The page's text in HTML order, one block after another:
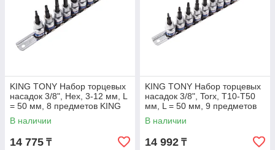
KING TONY Набор торцевых
насадок 3/8", Hex, 3-12 мм, L
= 50 мм, 8 предметов KING
TONY 3108PR8
В наличии
14 775 ₸
KING TONY Набор торцевых
насадок 3/8", Torx, Т10-Т50
мм, L = 50 мм, 9 предметов
KING TONY 3109PR8
В наличии
14 992 ₸